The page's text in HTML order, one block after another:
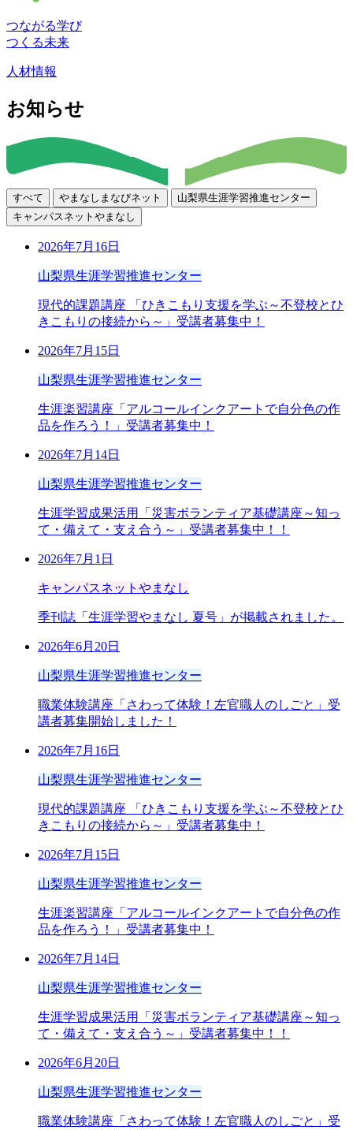
つながる学び
つくる未来
人材情報
お知らせ
すべて やまなしまなびネット
山梨県生涯学習推進センター
キャンパスネットやまなし
2026年7月16日
山梨県生涯学習推進センター
現代的課題講座 「ひきこもり支援を学ぶ～不登校とひ
きこもりの接続から～」受講者募集中！
2026年7月15日
山梨県生涯学習推進センター
生涯楽習講座「アルコールインクアートで自分色の作
品を作ろう！」受講者募集中！
2026年7月14日
山梨県生涯学習推進センター
生涯学習成果活用「災害ボランティア基礎講座～知っ
て・備えて・支え合う～」受講者募集中！！
2026年7月1日
キャンパスネットやまなし
季刊誌「生涯学習やまなし 夏号」が掲載されました。
2026年6月20日
山梨県生涯学習推進センター
職業体験講座「さわって体験！左官職人のしごと」受
講者募集開始しました！
2026年7月16日
山梨県生涯学習推進センター
現代的課題講座 「ひきこもり支援を学ぶ～不登校とひ
きこもりの接続から～」受講者募集中！
2026年7月15日
山梨県生涯学習推進センター
生涯楽習講座「アルコールインクアートで自分色の作
品を作ろう！」受講者募集中！
2026年7月14日
山梨県生涯学習推進センター
生涯学習成果活用「災害ボランティア基礎講座～知っ
て・備えて・支え合う～」受講者募集中！！
2026年6月20日
山梨県生涯学習推進センター
職業体験講座「さわって体験！左官職人のしごと」受